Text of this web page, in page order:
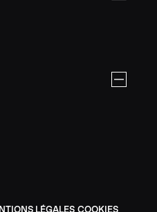
LÉGALES COOKIES